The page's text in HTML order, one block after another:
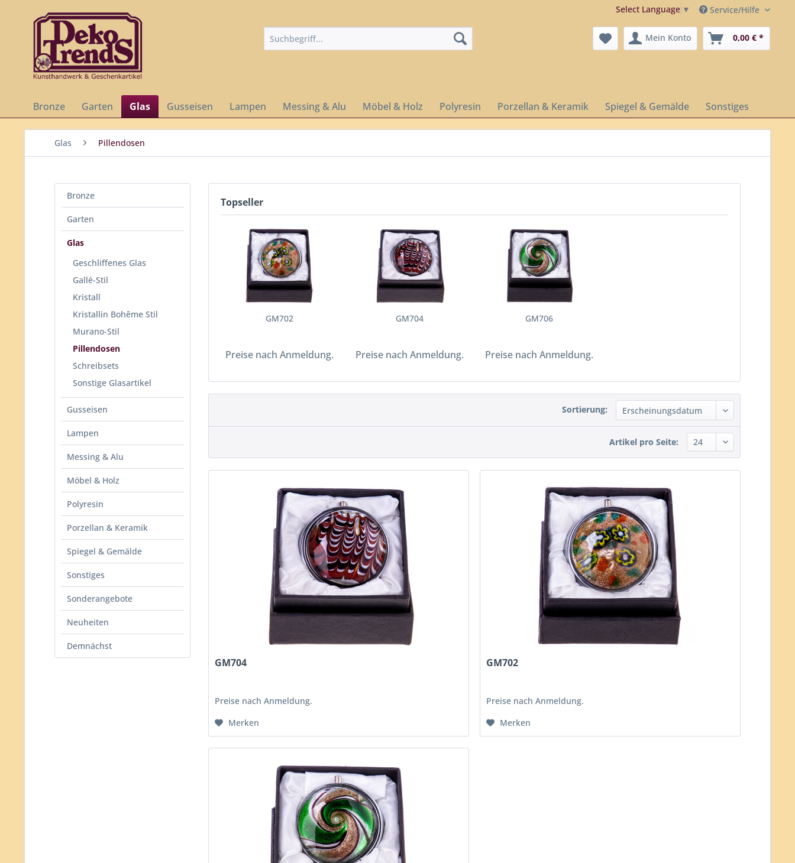
Select Language ▼ Service/Hilfe
Mein Konto 0,00 € *
Bronze Garten Glas Gusseisen Lampen Messing & Alu Möbel & Holz Polyresin Porzellan & Keramik Spiegel & Gemälde Sonstiges
Glas Pillendosen
Bronze
Garten
Glas
Geschliffenes Glas
Gallé-Stil
Kristall
Kristallin Bohême Stil
Murano-Stil
Pillendosen
Schreibsets
Sonstige Glasartikel
Gusseisen
Lampen
Messing & Alu
Möbel & Holz
Polyresin
Porzellan & Keramik
Spiegel & Gemälde
Sonstiges
Sonderangebote
Neuheiten
Demnächst
Topseller
GM702
Preise nach Anmeldung.
GM704
Preise nach Anmeldung.
GM706
Preise nach Anmeldung.
Sortierung:
Artikel pro Seite:
GM704
Preise nach Anmeldung.
Merken
GM702
Preise nach Anmeldung.
Merken